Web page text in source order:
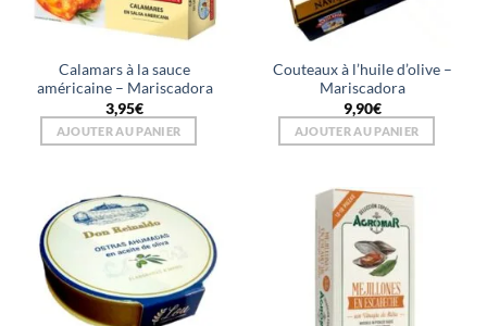
Calamars à la sauce
américaine – Mariscadora
3,95€
AJOUTER AU PANIER
Couteaux à l’huile d’olive –
Mariscadora
9,90€
AJOUTER AU PANIER